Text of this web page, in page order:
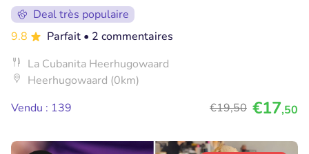
Deal très populaire
9.8
Parfait • 2 commentaires
La Cubanita Heerhugowaard
Heerhugowaard (0km)
Vendu : 139
€19,50 €17,50